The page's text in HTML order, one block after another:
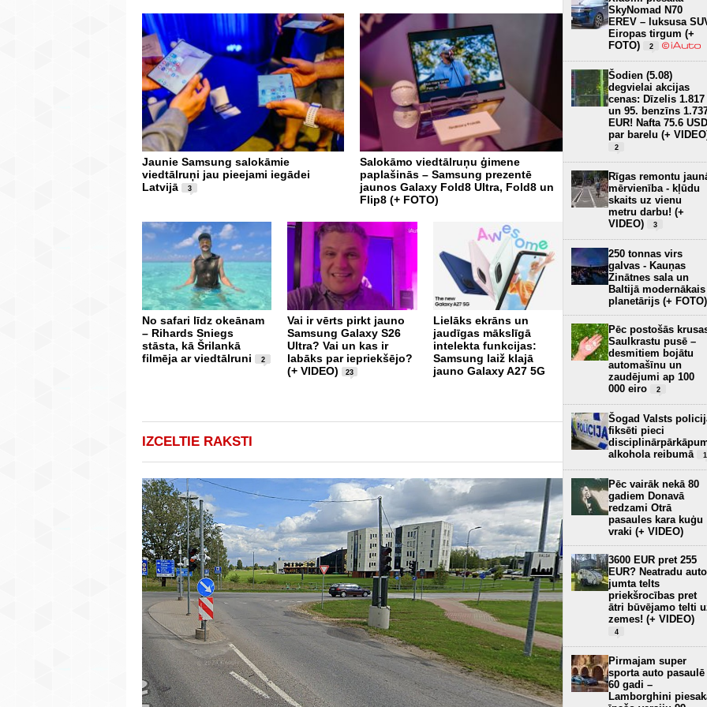
Jaunie Samsung salokāmie
viedtālruņi jau pieejami iegādei
Latvijā
3
Salokāmo viedtālruņu ģimene
paplašinās – Samsung prezentē
jaunos Galaxy Fold8 Ultra, Fold8 un
Flip8 (+ FOTO)
No safari līdz okeānam
– Rihards Sniegs
stāsta, kā Šrilankā
filmēja ar viedtālruni
2
Vai ir vērts pirkt jauno
Samsung Galaxy S26
Ultra? Vai un kas ir
labāks par iepriekšējo?
(+ VIDEO)
23
Lielāks ekrāns un
jaudīgas mākslīgā
intelekta funkcijas:
Samsung laiž klajā
jauno Galaxy A27 5G
Arī plūdu gadījumā
telefonos saņems
VIDEO)
5
Ukrainā aptur
noziedznieku zvanu
centrus, kas naudu
izkrāpuši arī Latvijā
8
IZCELTIE RAKSTI
SkyNomad N70
EREV – luksusa
Eiropas tirgum (+
FOTO)
2
Šodien (5.08)
degvielai akcijas
cenas: Dīzelis 1.817
un 95. benzīns
EUR! Nafta 75.6 USD
par barelu (+
2
Rīgas remontu
mērvienība - kļūdu
skaits uz vienu
metru darbu! (+
VIDEO)
3
250 tonnas virs
galvas - Kauņas
Zinātnes sala un
Baltijā modernākais
planetārijs (+ FOTO)
Pēc postošās
Saulkrastu pusē –
desmitiem bojātu
automašīnu un
zaudējumi ap 100
000 eiro
2
Šogad Valsts
fiksēti pieci
alkohola reibumā
1
Pēc vairāk nekā 80
gadiem Donavā
redzami Otrā
pasaules kara kuģu
vraki (+ VIDEO)
3600 EUR pret 255
EUR? Neatradu auto
jumta telts
priekšrocības pret
ātri būvējamo telti
zemes! (+ VIDEO)
4
Pirmajam super
sporta auto pasaulē
60 gadi –
Lamborghini